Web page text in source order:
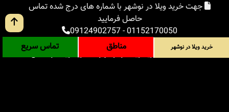
جهت خرید ویلا در نوشهر با شماره های درج شده تماس
حاصل فرمایید
01152170050
-
09124902757
املاک ساحل
خرید ویلا در نوشهر
خرید ویلا در شمال
خرید ویلا در نوشهر مناطق تماس سریع